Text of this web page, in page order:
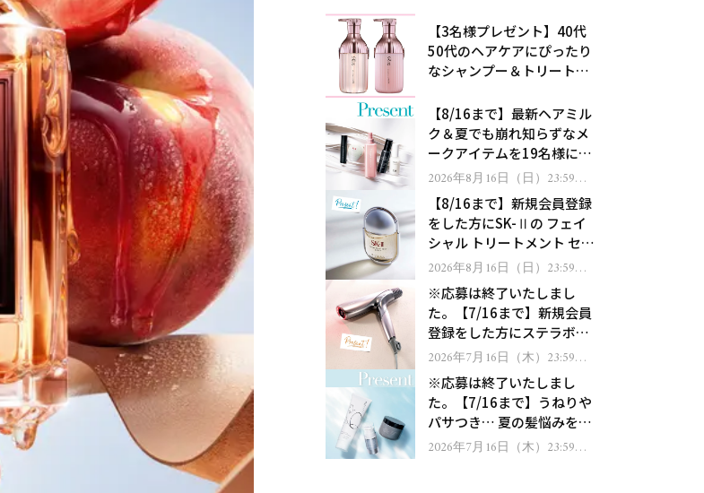
【3名様プレゼント】40代
50代のヘアケアにぴったり
なシャンプー＆トリートメ
処！
【8/16まで】最新ヘアミル
ク＆夏でも崩れ知らずなメ
ークアイテムを19名様にプ
レゼント！
2026年8月16日（日）23:59ま
で【8/16まで】新規会員登録
をした方にSK-Ⅱの フェイ
シャル トリートメント セラ
ムをプレゼント！
2026年8月16日（日）23:59ま
※応募は終了いたしまし
た。【7/16まで】新規会員
登録をした方にステラボー
テのシャインリバース ヘア
ゼント！
2026年7月16日（木）23:59ま
※応募は終了いたしまし
た。【7/16まで】うねりや
パサつき… 夏の髪悩みを解
消するヘアケアアイテムを
2026年7月16日（木）23:59ま